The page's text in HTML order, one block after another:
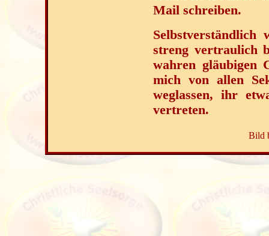
Mail schreiben.
Selbstverständlich
streng vertraulich
wahren gläubigen
mich von allen
weglassen, ihr
vertreten.
Bild